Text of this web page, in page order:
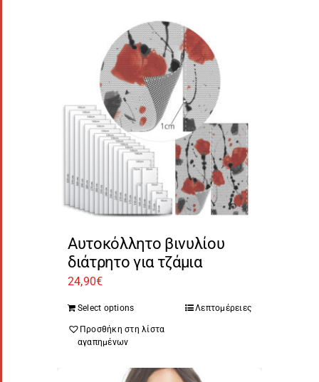
Αυτοκόλλητο βινυλίου
διάτρητο για τζάμια
24,90€
Select options Λεπτομέρειες
Προσθήκη στη λίστα
αγαπημένων